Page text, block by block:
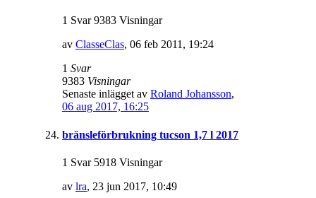
1 Svar 9383 Visningar
av ClasseClas, 06 feb 2011, 19:24
1 Svar
9383 Visningar
Senaste inlägget av Roland Johansson,
06 aug 2017, 16:25
bränsleförbrukning tucson 1,7 l 2017
1 Svar 5918 Visningar
av lra, 23 jun 2017, 10:49